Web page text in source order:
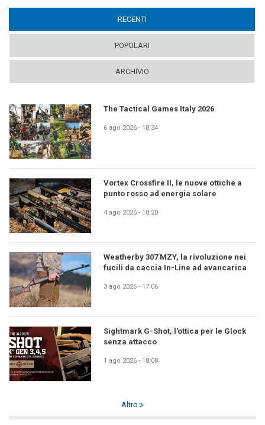
RECENTI
POPOLARI
ARCHIVIO
The Tactical Games Italy 2026
6 ago 2026 - 18:34
Vortex Crossfire II, le nuove ottiche a
punto rosso ad energia solare
4 ago 2026 - 18:20
Weatherby 307 MZY, la rivoluzione nei
fucili da caccia In-Line ad avancarica
3 ago 2026 - 17:06
Sightmark G-Shot, l'ottica per le Glock
senza attacco
1 ago 2026 - 18:08
Altro